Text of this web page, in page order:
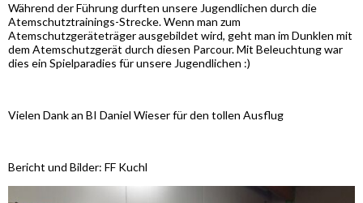
Während der Führung durften unsere Jugendlichen durch die
Atemschutztrainings-Strecke. Wenn man zum
Atemschutzgeräteträger ausgebildet wird, geht man im Dunklen mit
dem Atemschutzgerät durch diesen Parcour. Mit Beleuchtung war
dies ein Spielparadies für unsere Jugendlichen :)
Vielen Dank an BI Daniel Wieser für den tollen Ausflug
Bericht und Bilder: FF Kuchl